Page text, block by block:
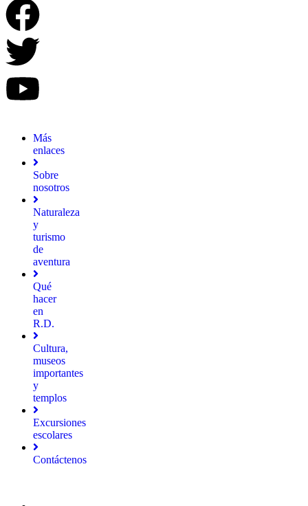
Más
enlaces
Sobre
nosotros
Naturaleza
y
turismo
de
aventura
Qué
hacer
en
R.D.
Cultura,
museos
importantes
y
templos
Excursiones
escolares
Contáctenos